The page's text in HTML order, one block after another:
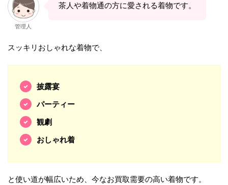
管理人
茶人や着物通の方に愛される着物です。
スッキリおしゃれな着物で、
披露宴
パーティー
観劇
おしゃれ着
と使い道が幅広いため、今なお買取需要の高い着物です。